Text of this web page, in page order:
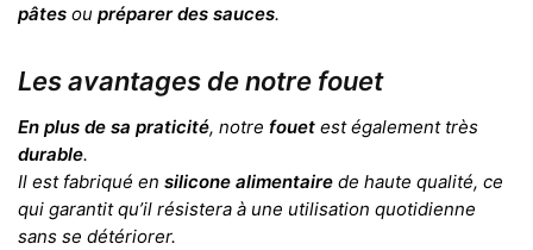
pâtes ou préparer des sauces.
Les avantages de notre fouet
En plus de sa praticité, notre fouet est également très
durable.
Il est fabriqué en silicone alimentaire de haute qualité, ce
qui garantit qu’il résistera à une utilisation quotidienne
sans se détériorer.